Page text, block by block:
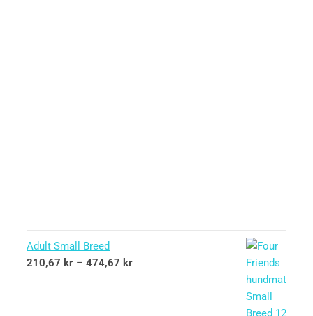
Adult Small Breed
210,67 kr – 474,67 kr